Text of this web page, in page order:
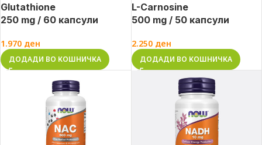
Glutathione
250 mg / 60 капсули
1.970 ден
ДОДАДИ ВО КОШНИЧКА
L-Carnosine
500 mg / 50 капсули
2.250 ден
ДОДАДИ ВО КОШНИЧКА